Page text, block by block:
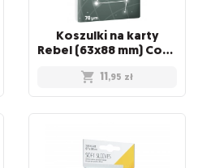
Koszulki na karty
Rebel (63x88 mm) Corvus Medium, 100 sztuk
11,95 zł